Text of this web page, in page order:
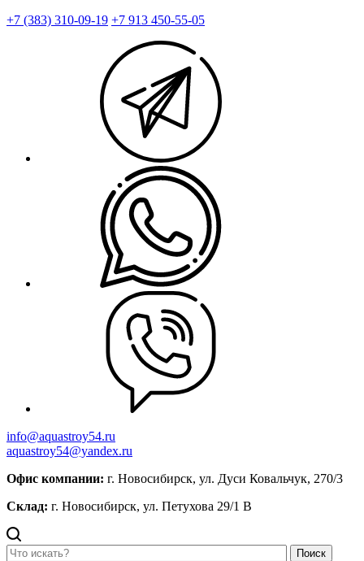
+7 (383) 310-09-19 +7 913 450-55-05
info@aquastroy54.ru
aquastroy54@yandex.ru
Офис компании: г. Новосибирск, ул. Дуси Ковальчук, 270/3
Склад: г. Новосибирск, ул. Петухова 29/1 В
Поиск